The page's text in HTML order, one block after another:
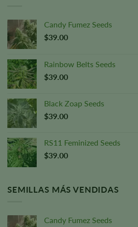
Candy Fumez Seeds
$39.00
Rainbow Belts Seeds
$39.00
Black Zoap Seeds
$39.00
RS11 Feminized Seeds
$39.00
SEMILLAS MÁS VENDIDAS
Candy Fumez Seeds